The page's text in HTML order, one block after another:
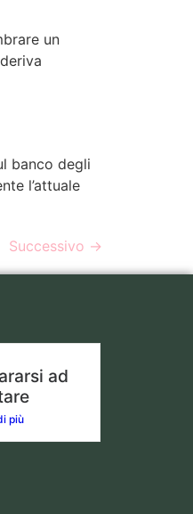
un
banco degli
l’attuale
Successivo →
ad
più